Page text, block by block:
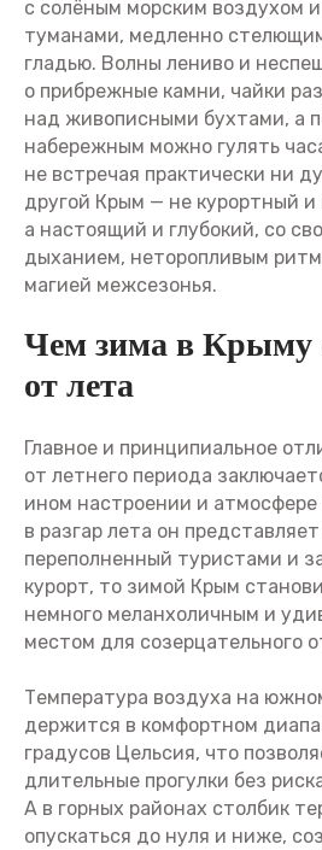
с солёным морским воздухом
туманами, медленно
гладью. Волны лениво и
о прибрежные камни, чайки
над живописными бухтами, а
набережным можно гулять
не встречая практически ни
другой Крым — не курортный
а настоящий и глубокий, со
дыханием, неторопливым
магией межсезонья.
Чем зима в Крыму
от лета
Главное и принципиальное
от летнего периода
ином настроении и атмосфере
в разгар лета он
переполненный туристами и
курорт, то зимой Крым
немного меланхоличным и
местом для созерцательного
Температура воздуха на
держится в комфортном
градусов Цельсия, что
длительные прогулки без
А в горных районах столбик
опускаться до нуля и ниже,